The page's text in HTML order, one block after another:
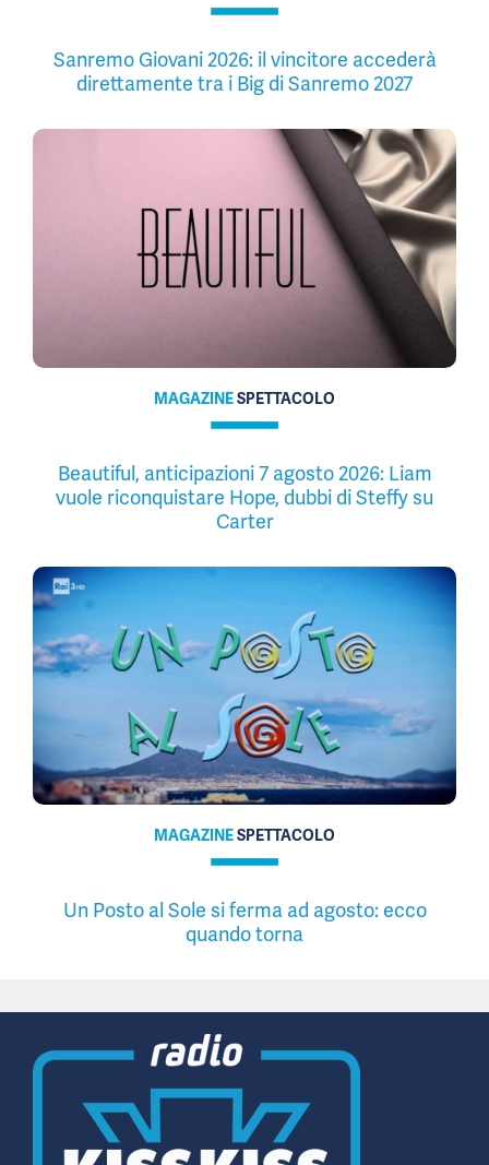
Sanremo Giovani 2026: il vincitore accederà
direttamente tra i Big di Sanremo 2027
MAGAZINESPETTACOLO
Beautiful, anticipazioni 7 agosto 2026: Liam
vuole riconquistare Hope, dubbi di Steffy su
Carter
MAGAZINESPETTACOLO
Un Posto al Sole si ferma ad agosto: ecco
quando torna